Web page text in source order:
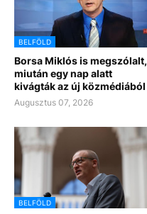
BELFÖLD
Borsa Miklós is megszólalt,
miután egy nap alatt
kivágták az új közmédiából
Augusztus 07, 2026
BELFÖLD